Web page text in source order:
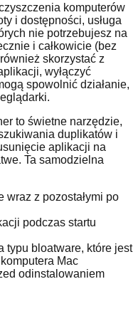
komputerów
i dostępności, usługa
nie potrzebujesz na
i całkowicie (bez
skorzystać z
wyłączyć
spowolnić działanie,
to świetne narzędzie,
duplikatów i
aplikacji na
Ta samodzielna
z pozostałymi po
podczas startu
typu bloatware, które jest
Mac
odinstalowaniem